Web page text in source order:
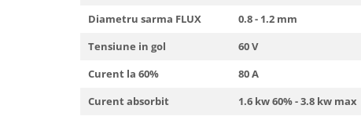
Diametru sarma FLUX
0.8 - 1.2 mm
Tensiune in gol
60 V
Curent la 60%
80 A
Curent absorbit
1.6 kw 60% - 3.8 kw max